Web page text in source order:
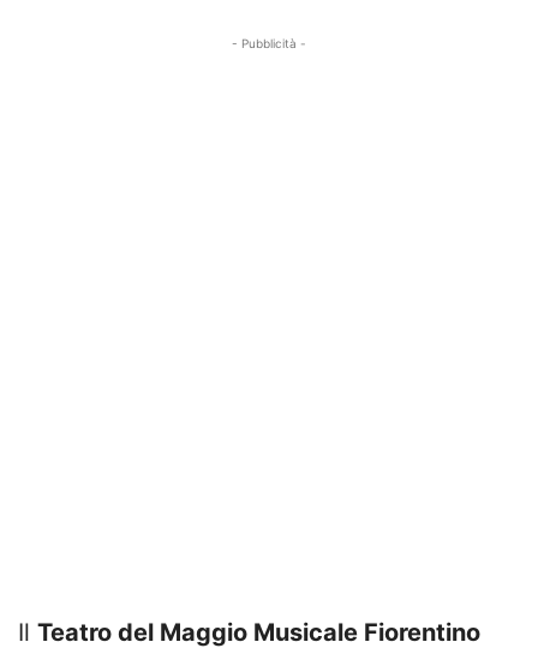
- Pubblicità -
Il Teatro del Maggio Musicale Fiorentino